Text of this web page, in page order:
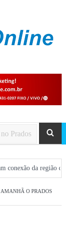
da região com a
O PRADOS